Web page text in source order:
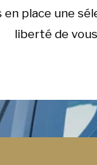
place une
liberté de